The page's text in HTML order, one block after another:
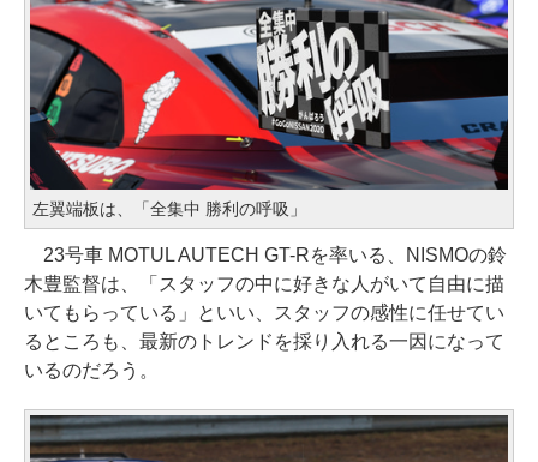
左翼端板は、「全集中 勝利の呼吸」
23号車 MOTUL AUTECH GT-Rを率いる、NISMOの鈴
木豊監督は、「スタッフの中に好きな人がいて自由に描
いてもらっている」といい、スタッフの感性に任せてい
るところも、最新のトレンドを採り入れる一因になって
いるのだろう。